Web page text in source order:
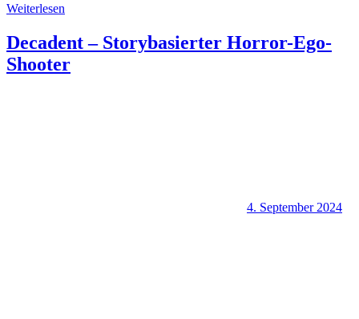
Weiterlesen
Decadent – Storybasierter Horror-Ego-
Shooter
4. September 2024